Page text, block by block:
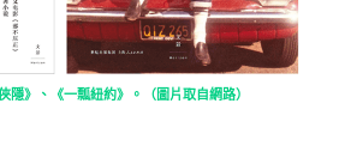
隱》、《一瓢紐約》。（圖片取自網路）